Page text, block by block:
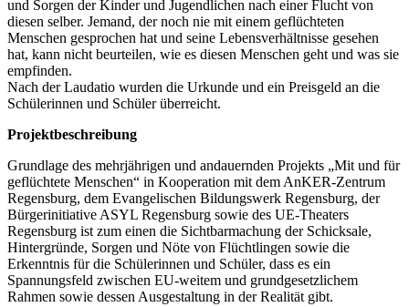
und Sorgen der Kinder und Jugendlichen nach einer Flucht von
diesen selber. Jemand, der noch nie mit einem geflüchteten
Menschen gesprochen hat und seine Lebensverhältnisse gesehen
hat, kann nicht beurteilen, wie es diesen Menschen geht und was sie
empfinden.
Nach der Laudatio wurden die Urkunde und ein Preisgeld an die
Schülerinnen und Schüler überreicht.
Projektbeschreibung
Grundlage des mehrjährigen und andauernden Projekts „Mit und für
geflüchtete Menschen“ in Kooperation mit dem AnKER-Zentrum
Regensburg, dem Evangelischen Bildungswerk Regensburg, der
Bürgerinitiative ASYL Regensburg sowie des UE-Theaters
Regensburg ist zum einen die Sichtbarmachung der Schicksale,
Hintergründe, Sorgen und Nöte von Flüchtlingen sowie die
Erkenntnis für die Schülerinnen und Schüler, dass es ein
Spannungsfeld zwischen EU-weitem und grundgesetzlichem
Rahmen sowie dessen Ausgestaltung in der Realität gibt.